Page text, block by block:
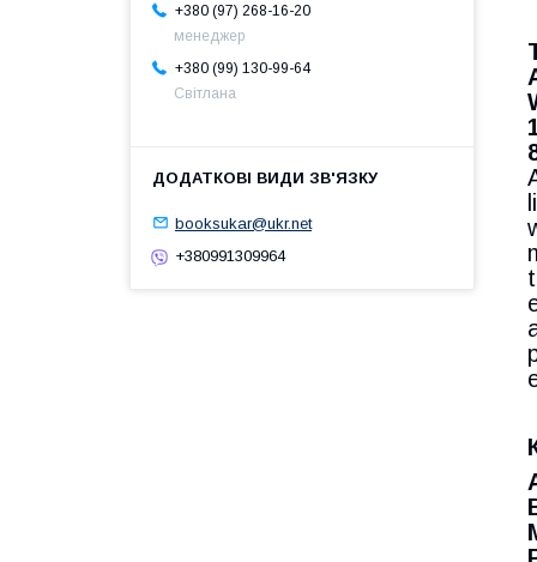
+380 (97) 268-16-20
менеджер
+380 (99) 130-99-64
Світлана
booksukar@ukr.net
+380991309964